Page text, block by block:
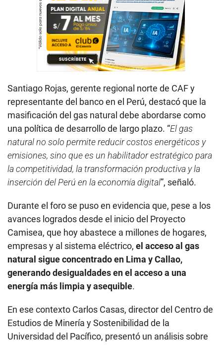
Santiago Rojas, gerente regional norte de CAF y
representante del banco en el Perú, destacó que la
masificación del gas natural debe abordarse como
una política de desarrollo de largo plazo. “El gas
natural no solo permite reducir costos energéticos y
emisiones, sino que es un habilitador estratégico para
la competitividad, la transformación productiva y la
inserción del Perú en la economía digital”, señaló.
Durante el foro se puso en evidencia que, pese a los
avances logrados desde el inicio del Proyecto
Camisea, que hoy abastece a millones de hogares,
empresas y al sistema eléctrico, el acceso al gas
natural sigue concentrado en Lima y Callao,
generando desigualdades en el acceso a una
energía más limpia y asequible.
En ese contexto Carlos Casas, director del Centro de
Estudios de Minería y Sostenibilidad de la
Universidad del Pacífico, presentó un análisis sobre